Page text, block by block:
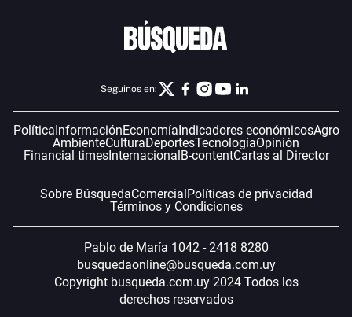
Seguinos en:
PolíticaInformaciónEconomíaIndicadores económicosAgro
AmbienteCulturaDeportesTecnologíaOpinión
Financial timesInternacionalB-contentCartas al Director
Sobre BúsquedaComercialPolíticas de privacidad
Términos y Condiciones
Pablo de María 1042 - 2418 8280
busquedaonline@busqueda.com.uy
Copyright busqueda.com.uy 2024 Todos los
derechos reservados